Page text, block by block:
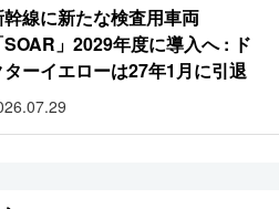
幹線に新たな検査用車両
SOAR」2029年度に導入へ : ド
ターイエローは27年1月に引退